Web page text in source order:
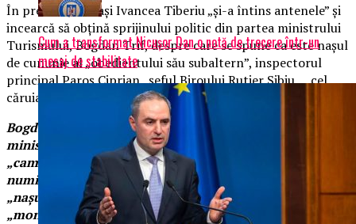
În prezent, același Ivancea Tiberiu „și-a întins antenele” și
incearcă să obțină sprijinului politic din partea ministrului
Turismului, Bogdan Trif, despre care se spune ca este nașul
de cununie al „obedientului său subaltern”, inspectorul
principal Paroș Ciprian , șeful Biroului Rutier Sibiu … cel
căruia îi este frică de Ivancea Tiberiu …
Bogdan Trif ar avea sarcina „de partid” să discute cu
ministra Carmen Dan să îl mențină în actuala funcție pe
„cameleonul politic” Ivancea Tiberiu (fost apropiat și
numit în funcție cu sprijinul senatorului Ioan Ariton –
„nașul de funcție al lui Ivancea Tiberiu” – care l-a
„montat” în scaunul de șef I.P.J. Sibiu)
Cum a transformat Nicușor Dan o notă de trecere într-un
mesaj de stabilitate